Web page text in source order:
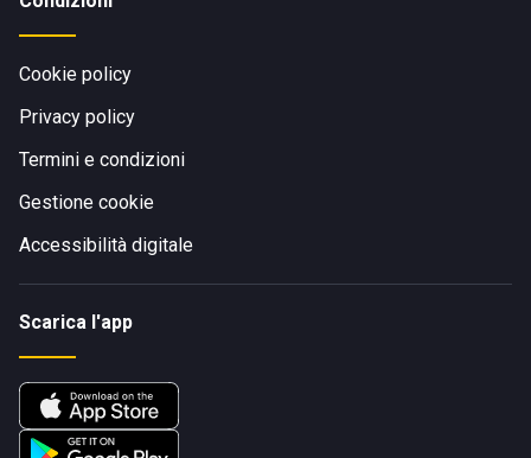
Cookie policy
Privacy policy
Termini e condizioni
Gestione cookie
Accessibilità digitale
Scarica l'app